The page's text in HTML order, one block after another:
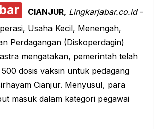
CIANJUR, Lingkarjabar.co.id-
Usaha Kecil, Menengah,
Perdagangan (Diskoperdagin)
mengatakan, pemerintah telah
dosis vaksin untuk pedagang
Cianjur. Menyusul, para
masuk dalam kategori pegawai